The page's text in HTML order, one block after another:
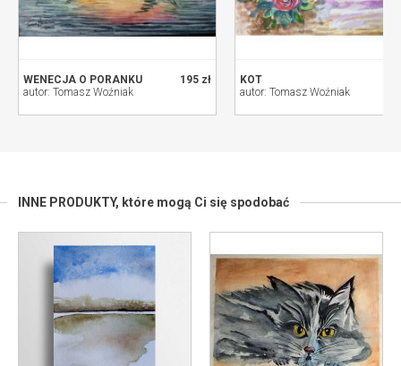
195 zł
WENECJA O PORANKU
autor: Tomasz Woźniak
KOT
autor: Tomasz Woźniak
INNE PRODUKTY, które mogą Ci się spodobać